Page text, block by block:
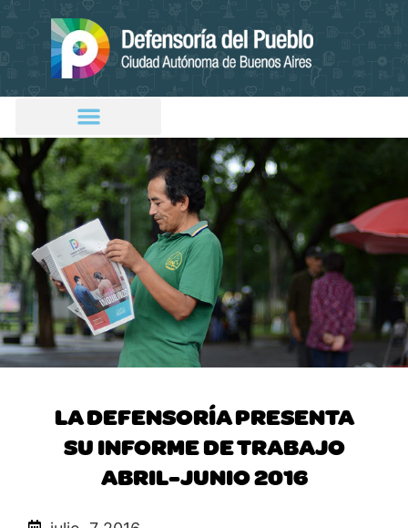
LA DEFENSORÍA PRESENTA
SU INFORME DE TRABAJO
ABRIL-JUNIO 2016